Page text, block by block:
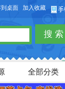
可以免费发布淘宝客商
桌面 加入收藏
搜 索
全部分类